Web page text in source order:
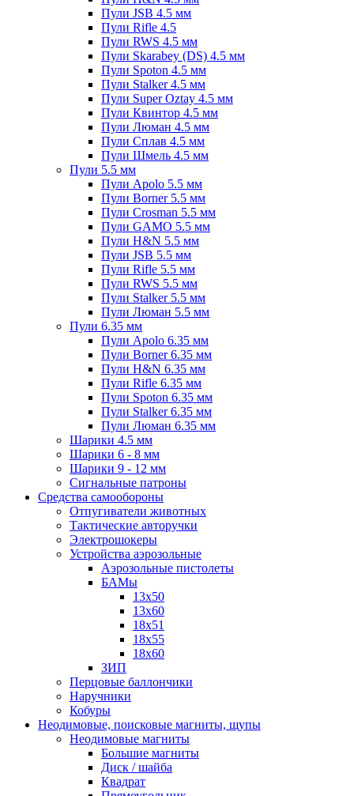
Пули JSB 4.5 мм
Пули Rifle 4.5
Пули RWS 4.5 мм
Пули Skarabey (DS) 4.5 мм
Пули Spoton 4.5 мм
Пули Stalker 4.5 мм
Пули Super Oztay 4.5 мм
Пули Квинтор 4.5 мм
Пули Люман 4.5 мм
Пули Сплав 4.5 мм
Пули Шмель 4.5 мм
Пули 5.5 мм
Пули Apolo 5.5 мм
Пули Borner 5.5 мм
Пули Crosman 5.5 мм
Пули GAMO 5.5 мм
Пули H&N 5.5 мм
Пули JSB 5.5 мм
Пули Rifle 5.5 мм
Пули RWS 5.5 мм
Пули Stalker 5.5 мм
Пули Люман 5.5 мм
Пули 6.35 мм
Пули Apolo 6.35 мм
Пули Borner 6.35 мм
Пули H&N 6.35 мм
Пули Rifle 6.35 мм
Пули Spoton 6.35 мм
Пули Stalker 6.35 мм
Пули Люман 6.35 мм
Шарики 4.5 мм
Шарики 6 - 8 мм
Шарики 9 - 12 мм
Сигнальные патроны
Средства самообороны
Отпугиватели животных
Тактические авторучки
Электрошокеры
Устройства аэрозольные
Аэрозольные пистолеты
БАМы
13х50
13х60
18х51
18х55
18х60
ЗИП
Перцовые баллончики
Наручники
Кобуры
Неодимовые, поисковые магниты, щупы
Неодимовые магниты
Большие магниты
Диск / шайба
Квадрат